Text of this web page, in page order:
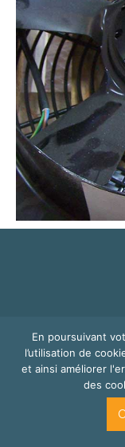
site internet créé
Londreset
En poursuivant
l’utilisation de
et ainsi améliorer
des